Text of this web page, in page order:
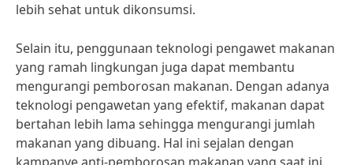
lebih sehat untuk dikonsumsi.
Selain itu, penggunaan teknologi pengawet makanan
yang ramah lingkungan juga dapat membantu
mengurangi pemborosan makanan. Dengan adanya
teknologi pengawetan yang efektif, makanan dapat
bertahan lebih lama sehingga mengurangi jumlah
makanan yang dibuang. Hal ini sejalan dengan